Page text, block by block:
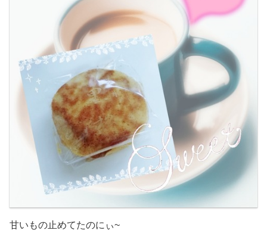
甘いもの止めてたのにぃ~